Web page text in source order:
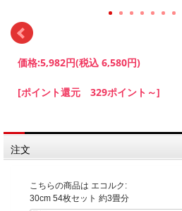
価格:5,982円(税込 6,580円)
[ポイント還元 329ポイント～]
注文
こちらの商品は エコルク:
30cm 54枚セット 約3畳分